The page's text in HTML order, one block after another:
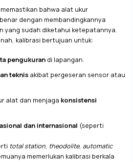
bahwa alat ukur
dengan membandingkannya
yang sudah diketahui ketepatannya.
kalibrasi bertujuan untuk:
pengukurandi lapangan.
teknisakibat pergeseran sensor atau
alat dan menjaga konsistensi
dan internasional (seperti
total station, theodolite, automatic
memerlukan kalibrasi berkala